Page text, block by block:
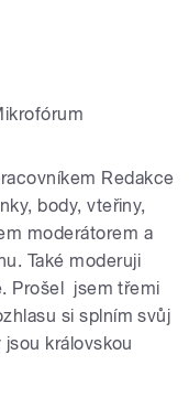
Redakce
body, vteřiny,
moderátorem a
Také moderuji
Prošel jsem třemi
si splním svůj
královskou